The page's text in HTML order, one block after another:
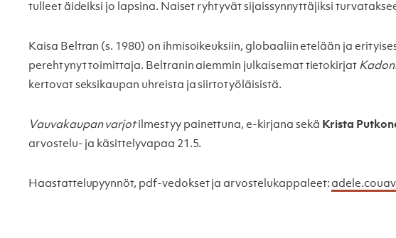
tulleet äideiksi jo lapsina. Naiset ryhtyvät sijaissynnyttäjiksi
Kaisa Beltran (s. 1980) on ihmisoikeuksiin, globaaliin etelään ja
perehtynyt toimittaja. Beltranin aiemmin julkaisemat tietokirjat
kertovat seksikaupan uhreista ja siirtotyöläisistä.
Vauvakaupan varjotilmestyy painettuna, e-kirjana sekä Krista
arvostelu- ja käsittelyvapaa 21.5.
Haastattelupyynnöt, pdf-vedokset ja arvostelukappaleet: